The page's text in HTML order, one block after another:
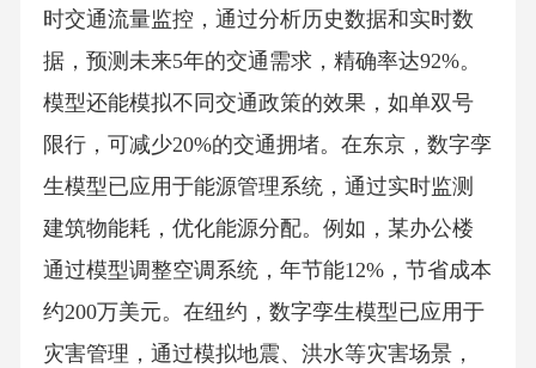
时交通流量监控，通过分析历史数据和实时数
据，预测未来5年的交通需求，精确率达92%。
模型还能模拟不同交通政策的效果，如单双号
限行，可减少20%的交通拥堵。在东京，数字孪
生模型已应用于能源管理系统，通过实时监测
建筑物能耗，优化能源分配。例如，某办公楼
通过模型调整空调系统，年节能12%，节省成本
约200万美元。在纽约，数字孪生模型已应用于
灾害管理，通过模拟地震、洪水等灾害场景，